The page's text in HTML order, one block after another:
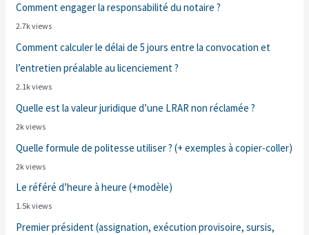
Comment engager la responsabilité du notaire ?
2.7k views
Comment calculer le délai de 5 jours entre la convocation et
l’entretien préalable au licenciement ?
2.1k views
Quelle est la valeur juridique d’une LRAR non réclamée ?
2k views
Quelle formule de politesse utiliser ? (+ exemples à copier-coller)
2k views
Le référé d’heure à heure (+modèle)
1.5k views
Premier président (assignation, exécution provisoire, sursis,